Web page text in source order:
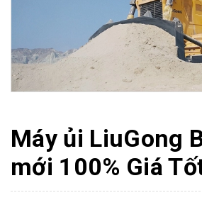
Máy ủi LiuGong
mới 100% Giá